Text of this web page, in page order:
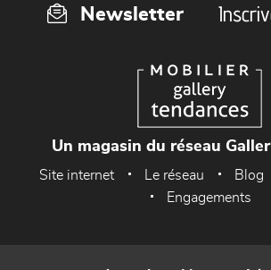
Newsletter
Un magasin du réseau
Site internet Le réseau Blog
Engagements